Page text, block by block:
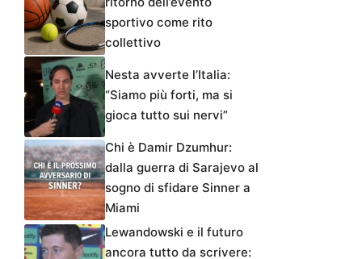
sportivo come rito
collettivo
Nesta avverte l’Italia:
“Siamo più forti, ma si
gioca tutto sui nervi”
Chi è Damir Dzumhur:
dalla guerra di Sarajevo al
sogno di sfidare Sinner a
Miami
Lewandowski e il futuro
ancora tutto da scrivere: